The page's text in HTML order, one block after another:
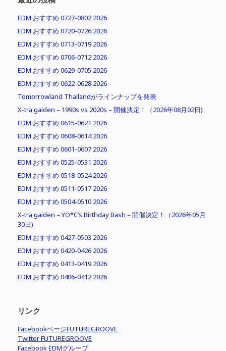
EDM おすすめ 0727-0802 2026
EDM おすすめ 0720-0726 2026
EDM おすすめ 0713-0719 2026
EDM おすすめ 0706-0712 2026
EDM おすすめ 0629-0705 2026
EDM おすすめ 0622-0628 2026
Tomorrowland Thailandがラインナップを発表
X-tra gaiden – 1990s vs 2020s – 開催決定！（2026年08月02日)
EDM おすすめ 0615-0621 2026
EDM おすすめ 0608-0614 2026
EDM おすすめ 0601-0607 2026
EDM おすすめ 0525-0531 2026
EDM おすすめ 0518-0524 2026
EDM おすすめ 0511-0517 2026
EDM おすすめ 0504-0510 2026
X-tra gaiden – YO*C’s Birthday Bash – 開催決定！（2026年05月
30日)
EDM おすすめ 0427-0503 2026
EDM おすすめ 0420-0426 2026
EDM おすすめ 0413-0419 2026
EDM おすすめ 0406-0412 2026
リンク
FacebookページFUTUREGROOVE
Twitter FUTUREGROOVE
Facebook EDMグループ